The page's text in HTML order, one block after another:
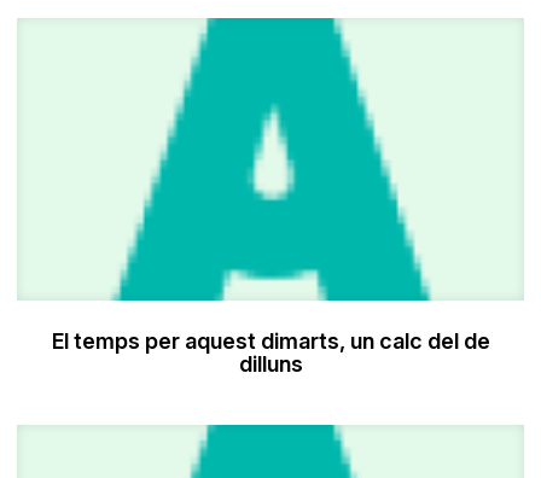
El temps per aquest dimarts, un calc del de
dilluns